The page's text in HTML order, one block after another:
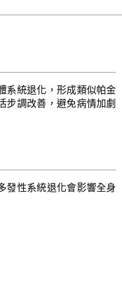
系統退化，形成類似帕金
步調改善，避免病情加劇
發性系統退化會影響全身